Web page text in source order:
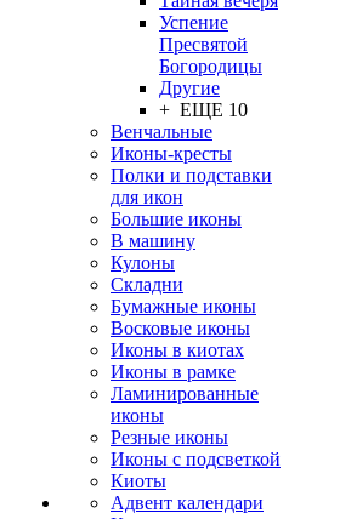
Успение
Пресвятой
Богородицы
Другие
+ ЕЩЕ 10
Венчальные
Иконы-кресты
Полки и подставки
для икон
Большие иконы
В машину
Кулоны
Складни
Бумажные иконы
Восковые иконы
Иконы в киотах
Иконы в рамке
Ламинированные
иконы
Резные иконы
Иконы с подсветкой
Киоты
Адвент календари